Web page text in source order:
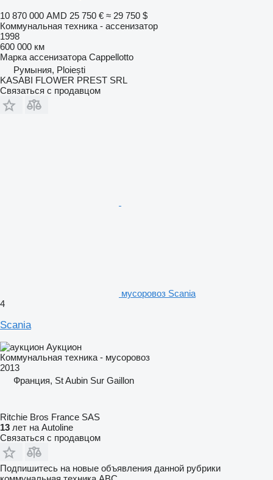
10 870 000 AMD 25 750 € ≈ 29 750 $
Коммунальная техника - ассенизатор
1998
600 000 км
Марка ассенизатора Cappellotto
Румыния, Ploiești
KASABI FLOWER PREST SRL
Связаться с продавцом
мусоровоз Scania
4
Scania
Аукцион
Коммунальная техника - мусоровоз
2013
Франция, St Aubin Sur Gaillon
Ritchie Bros France SAS
13 лет на Autoline
Связаться с продавцом
Подпишитесь на новые объявления данной рубрики